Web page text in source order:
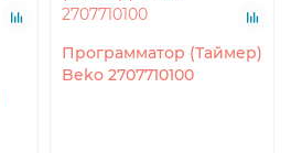
Программатор (Таймер)
Beko 2707710100